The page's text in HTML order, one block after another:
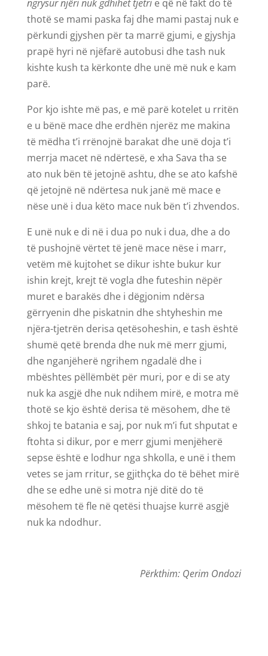
ngrysur njëri nuk gdhihet tjetrie që në fakt do të
thotë se mami paska faj dhe mami pastaj nuk e
përkundi gjyshen për ta marrë gjumi, e gjyshja
prapë hyri në njëfarë autobusi dhe tash nuk
kishte kush ta kërkonte dhe unë më nuk e kam
parë.
Por kjo ishte më pas, e më parë kotelet u rritën
e u bënë mace dhe erdhën njerëz me makina
të mëdha t’i rrënojnë barakat dhe unë doja t’i
merrja macet në ndërtesë, e xha Sava tha se
ato nuk bën të jetojnë ashtu, dhe se ato kafshë
që jetojnë në ndërtesa nuk janë më mace e
nëse unë i dua këto mace nuk bën t’i zhvendos.
E unë nuk e di në i dua po nuk i dua, dhe a do
të pushojnë vërtet të jenë mace nëse i marr,
vetëm më kujtohet se dikur ishte bukur kur
ishin krejt, krejt të vogla dhe futeshin nëpër
muret e barakës dhe i dëgjonim ndërsa
gërryenin dhe piskatnin dhe shtyheshin me
njëra-tjetrën derisa qetësoheshin, e tash është
shumë qetë brenda dhe nuk më merr gjumi,
dhe nganjëherë ngrihem ngadalë dhe i
mbështes pëllëmbët për muri, por e di se aty
nuk ka asgjë dhe nuk ndihem mirë, e motra më
thotë se kjo është derisa të mësohem, dhe të
shkoj te batania e saj, por nuk m’i fut shputat e
ftohta si dikur, por e merr gjumi menjëherë
sepse është e lodhur nga shkolla, e unë i them
vetes se jam rritur, se gjithçka do të bëhet mirë
dhe se edhe unë si motra një ditë do të
mësohem të fle në qetësi thuajse kurrë asgjë
nuk ka ndodhur.
Përkthim: Qerim Ondozi